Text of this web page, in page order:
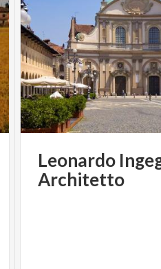
Leonardo
Architetto